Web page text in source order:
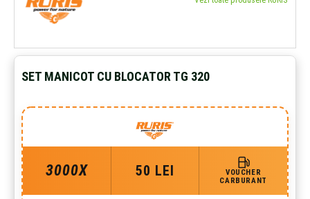
SET MANICOT CU BLOCATOR TG 320
3000X 50 LEI
VOUCHER
CARBURANT